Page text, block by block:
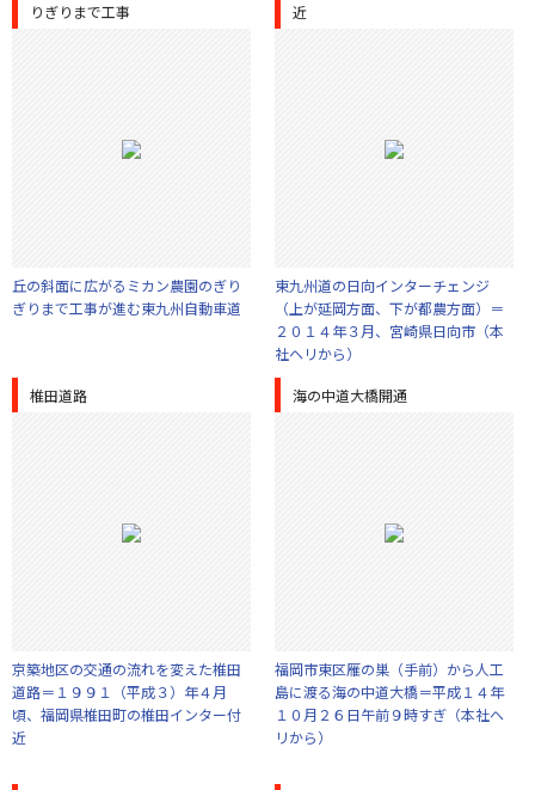
りぎりまで工事
丘の斜面に広がるミカン農園のぎり
ぎりまで工事が進む東九州自動車道
近
東九州道の日向インターチェンジ
（上が延岡方面、下が都農方面）＝
２０１４年３月、宮崎県日向市（本
社ヘリから）
椎田道路
京築地区の交通の流れを変えた椎田
道路＝１９９１（平成３）年４月
頃、福岡県椎田町の椎田インター付
近
海の中道大橋開通
福岡市東区雁の巣（手前）から人工
島に渡る海の中道大橋＝平成１４年
１０月２６日午前９時すぎ（本社ヘ
リから）